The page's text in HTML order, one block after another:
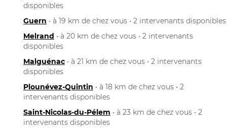
disponibles
Guern • à 19 km de chez vous • 2 intervenants disponibles
Melrand • à 20 km de chez vous • 2 intervenants
disponibles
Malguénac • à 21 km de chez vous • 2 intervenants
disponibles
Plounévez-Quintin • à 18 km de chez vous • 2
intervenants disponibles
Saint-Nicolas-du-Pélem • à 23 km de chez vous • 2
intervenants disponibles